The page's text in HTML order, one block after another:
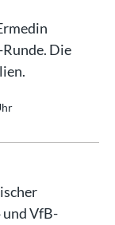
Die
und VfB-